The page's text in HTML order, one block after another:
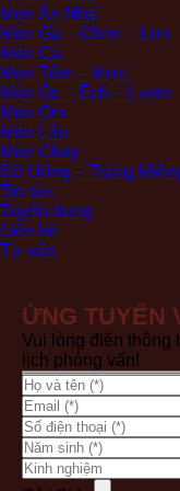
Món Ăn Nhẹ
Món Gà – Chim – Lợn
Món Cá
Món Tôm – Mực
Món Ốc – Ếch – Lươn
Món Om
Món Lẩu
Món Chay
Đồ Uống – Tráng
Tin tức
Tuyển dụng
Liên hệ
Tư vấn
ỨNG TUYỂN
Vui lòng điền thông
lịch phỏng vấn!